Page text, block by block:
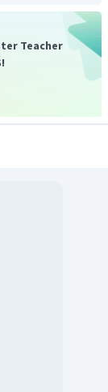
memiliki 8
Teacher